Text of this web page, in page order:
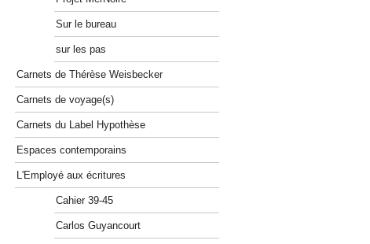
Sur le bureau
sur les pas
Carnets de Thérèse Weisbecker
Carnets de voyage(s)
Carnets du Label Hypothèse
Espaces contemporains
L'Employé aux écritures
Cahier 39-45
Carlos Guyancourt